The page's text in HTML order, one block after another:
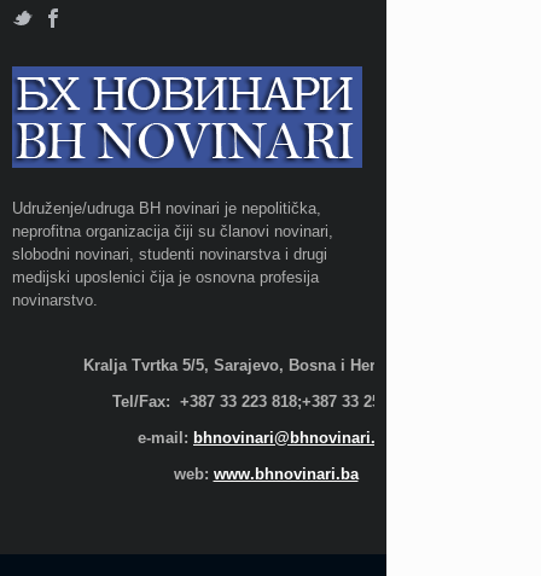
Udruženje/udruga BH novinari je nepolitička,
neprofitna organizacija čiji su članovi novinari,
slobodni novinari, studenti novinarstva i drugi
medijski uposlenici čija je osnovna profesija
novinarstvo.
Kralja Tvrtka 5/5, Sarajevo, Bosna i Hercegovina;
Tel/Fax: +387 33 223 818;+387 33 255 600
e-mail: bhnovinari@bhnovinari.ba
web: www.bhnovinari.ba